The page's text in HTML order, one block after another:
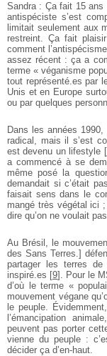
Sandra : Ça fait 15
antispéciste s’est
limitait seulement aux
restreint. Ça fait
comment
assez récent : ça a
terme « véganisme
tout représenté.es par
Unis et en Europe
ou par quelques
Dans les années
radical, mais il s’est
est devenu un lifestyle [
a commencé à se
même posé la
demandait si c’était
faisait sens dans le
mangé très végétal ici
dire qu’on ne voulait
Au Brésil, le
des Sans Terres.]
partager les terres de
inspiré.es [9] . Pour le
d’où le terme «
mouvement végane
le peuple.
l’émancipation
peuvent pas porter
vienne du peuple :
décider ça d’en-haut.